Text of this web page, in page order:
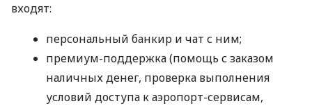
входят:
персональный банкир и чат с ним;
премиум-поддержка (помощь с заказом
наличных денег, проверка выполнения
условий доступа к аэропорт-сервисам,